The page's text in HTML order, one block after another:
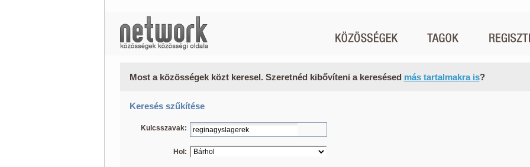
Most a közösségek közt keresel. Szeretnéd kibővíteni a keresésed más tartalmakra is?
Keresés szűkítése
Kulcsszavak:
Hol: